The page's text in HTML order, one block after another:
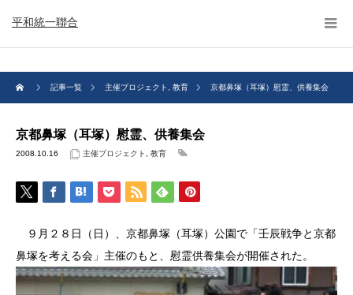
平和統一聯合
記事一覧 主催プロジェクト 教育 京都鼻塚（耳塚）慰霊、供養集会
京都鼻塚（耳塚）慰霊、供養集会
2008.10.16 主催プロジェクト 教育
９月２８日（日）、京都鼻塚（耳塚）公園で「壬辰戦争と京都
鼻塚を考える会」主催のもと、慰霊供養集会が開催された。